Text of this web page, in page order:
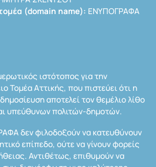
(domain name): ΕΝΥΠΟΓΡΑΦΑ
ιστότοπος για την
Τομέα Αττικής, που πιστεύει ότι η
αποτελεί τον θεμέλιο λίθο
υπεύθυνων πολιτών-δημοτών.
δεν φιλοδοξούν να κατευθύνουν
επίπεδο, ούτε να γίνουν φορείς
Αντιθέτως, επιθυμούν να